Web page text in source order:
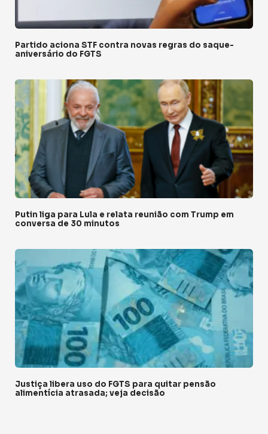
Partido aciona STF contra novas regras do saque-
aniversário do FGTS
Putin liga para Lula e relata reunião com Trump em
conversa de 30 minutos
Justiça libera uso do FGTS para quitar pensão
alimentícia atrasada; veja decisão